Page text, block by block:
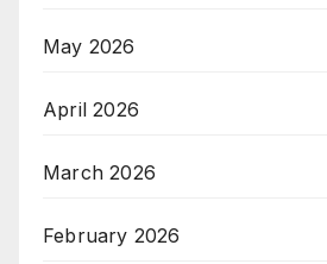
May 2026
April 2026
March 2026
February 2026